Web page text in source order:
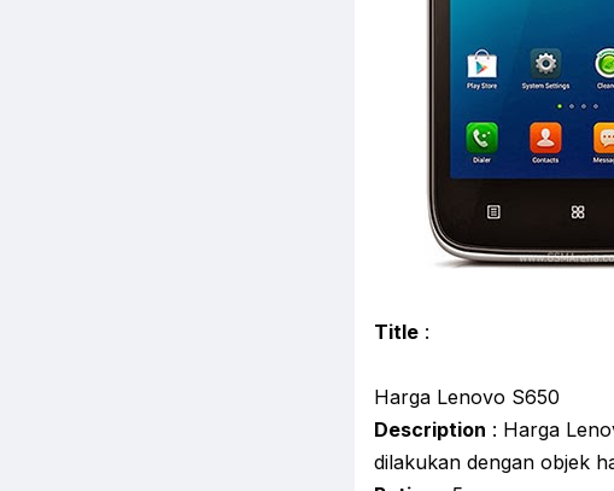
Title :
Harga Lenovo S650
Description : Harga
dilakukan dengan objek